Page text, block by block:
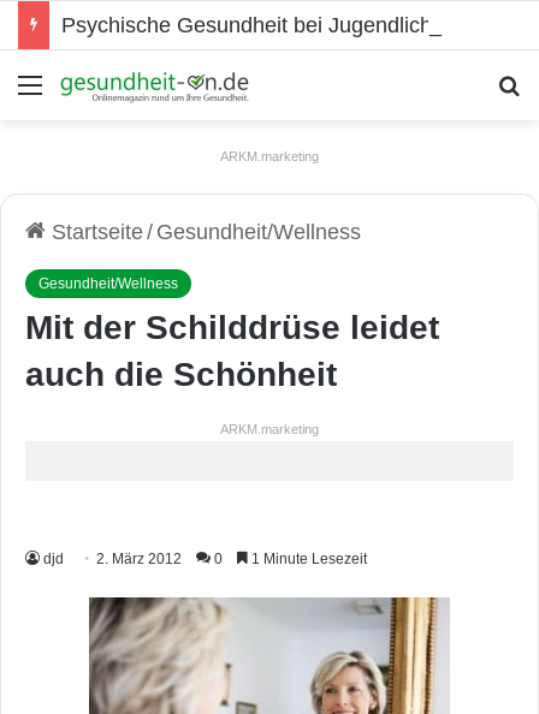
Psychische Gesundheit bei Jugendlichen
Menü
ARKM.marketing
Startseite/ Gesundheit/Wellness
Gesundheit/Wellness
Mit der Schilddrüse leidet
auch die Schönheit
ARKM.marketing
djd 2. März 2012 0 1 Minute Lesezeit